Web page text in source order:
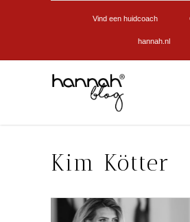
Vind een huidcoach
hannah.nl
Kim Kötter